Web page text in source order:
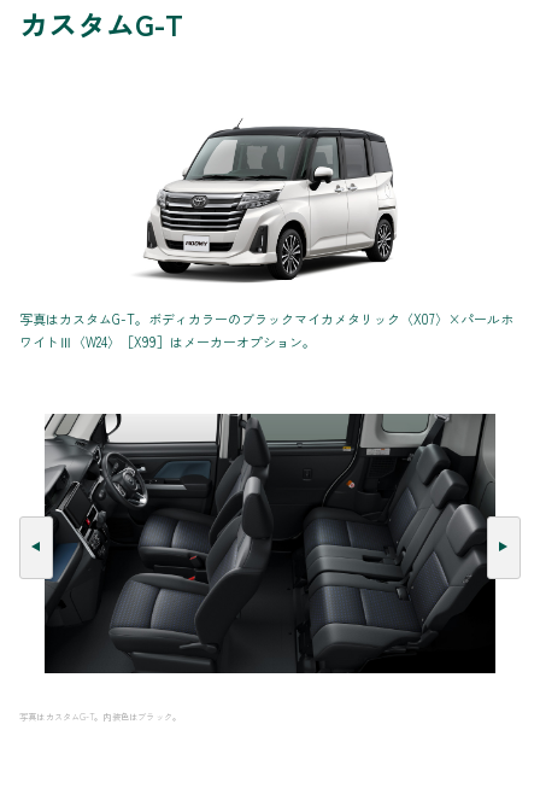
カスタムG-T
写真はカスタムG-T。ボディカラーのブラックマイカメタリック〈X07〉×パールホ
ワイトⅢ〈W24〉［X99］はメーカーオプション。
写真はカスタムG-T。内装色はブラック。